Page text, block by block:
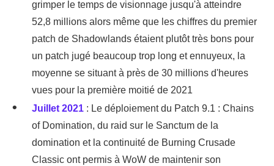
grimper le temps de visionnage jusqu'à atteindre
52,8 millions alors même que les chiffres du premier
patch de Shadowlands étaient plutôt très bons pour
un patch jugé beaucoup trop long et ennuyeux, la
moyenne se situant à près de 30 millions d'heures
vues pour la première moitié de 2021
Juillet 2021 : Le déploiement du Patch 9.1 : Chains
of Domination, du raid sur le Sanctum de la
domination et la continuité de Burning Crusade
Classic ont permis à WoW de maintenir son